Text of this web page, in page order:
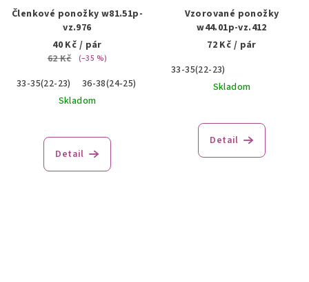
Členkové ponožky w81.51p-
vz.976
40 Kč / pár
62 Kč
(–35 %)
33-35(22-23) 36-38(24-25)
Skladom
Detail
Vzorované ponožky
w44.01p-vz.412
72 Kč / pár
33-35(22-23)
Skladom
Detail